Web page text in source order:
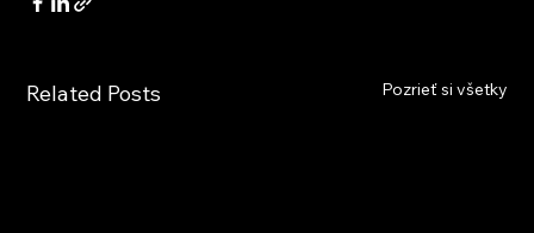
Related Posts Pozrieť si všetky